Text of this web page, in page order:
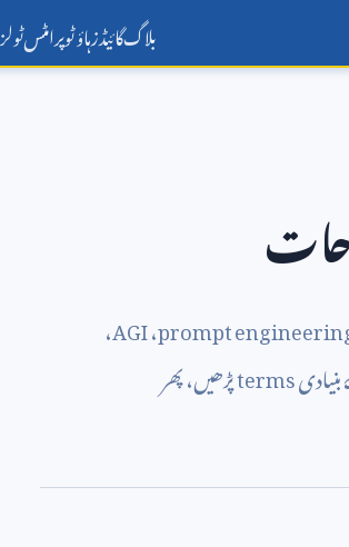
بلاگگائیڈزہاؤ ٹوپرامٹسٹولز
prompt،AGI،
termsپڑھیں، پھر